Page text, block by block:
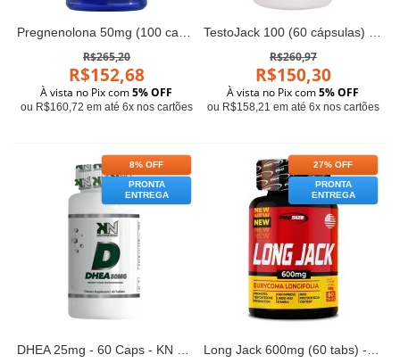
Pregnenolona 50mg (100 caps) - Life Extension
R$265,20
R$152,68
À vista no Pix com5% OFF
ou R$160,72 em até 6x nos cartões
TestoJack 100 (60 cápsulas) - Now Foods
R$260,97
R$150,30
À vista no Pix com5% OFF
ou R$158,21 em até 6x nos cartões
8% OFF
PRONTA
ENTREGA
DHEA 25mg - 60 Caps - KN Nutrition
27% OFF
PRONTA
ENTREGA
Long Jack 600mg (60 tabs) - Pro Size Nutrition